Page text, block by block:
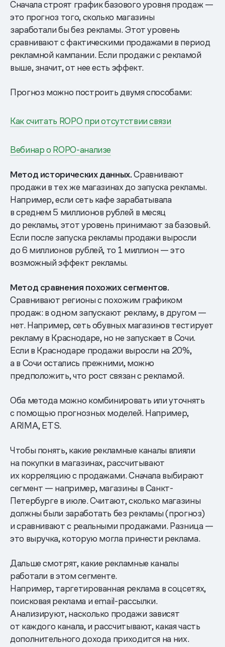
Сначала строят график базового уровня продаж —
это прогноз того, сколько магазины
заработали бы без рекламы. Этот уровень
сравнивают с фактическими продажами в период
рекламной кампании. Если продажи с рекламой
выше, значит, от нее есть эффект.
Прогноз можно построить двумя способами:
Как считать ROPO при отсутствии связи
Вебинар о ROPO-анализе
Метод исторических данных.Сравнивают
продажи в тех же магазинах до запуска рекламы.
Например, если сеть кафе зарабатывала
в среднем 5 миллионов рублей в месяц
до рекламы, этот уровень принимают за базовый.
Если после запуска рекламы продажи выросли
до 6 миллионов рублей, то 1 миллион — это
возможный эффект рекламы.
Метод сравнения похожих сегментов.
Сравнивают регионы с похожим графиком
продаж: в одном запускают рекламу, в другом —
нет. Например, сеть обувных магазинов тестирует
рекламу в Краснодаре, но не запускает в Сочи.
Если в Краснодаре продажи выросли на 20%,
а в Сочи остались прежними, можно
предположить, что рост связан с рекламой.
Оба метода можно комбинировать или уточнять
с помощью прогнозных моделей. Например,
ARIMA, ETS.
Чтобы понять, какие рекламные каналы влияли
на покупки в магазинах, рассчитывают
их корреляцию с продажами. Сначала выбирают
сегмент — например, магазины в Санкт-
Петербурге в июле. Считают, сколько магазины
должны были заработать без рекламы (прогноз)
и сравнивают с реальными продажами. Разница —
это выручка, которую могла принести реклама.
Дальше смотрят, какие рекламные каналы
работали в этом сегменте.
Например, таргетированная реклама в соцсетях,
поисковая реклама и email-рассылки.
Анализируют, насколько продажи зависят
от каждого канала, и рассчитывают, какая часть
дополнительного дохода приходится на них.